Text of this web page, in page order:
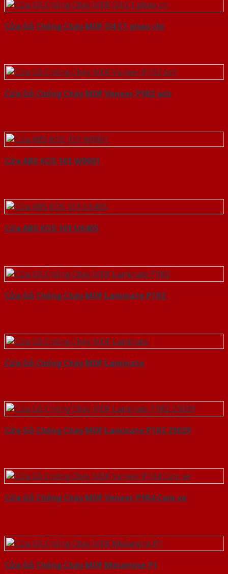
Cửa Gỗ Chống Cháy MDF O4 C1 phao chi
Cửa Gỗ Chống Cháy MDF Veneer P1R2 ash
Cửa ABS KOS 101 W0901
Cửa ABS KOS 101 U6405
Cửa Gỗ Chống Cháy MDF Laminate P1R2
Cửa Gỗ Chống Cháy MDF Laminate
Cửa Gỗ Chống Cháy MDF Laminate P1R2 23029
Cửa Gỗ Chống Cháy MDF Veneer P1R4 Cam xe
Cửa Gỗ Chống Cháy MDF Melamine P1